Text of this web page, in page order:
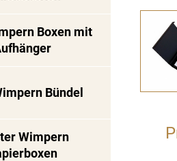
Boxen mit
Bündel
Wimpern